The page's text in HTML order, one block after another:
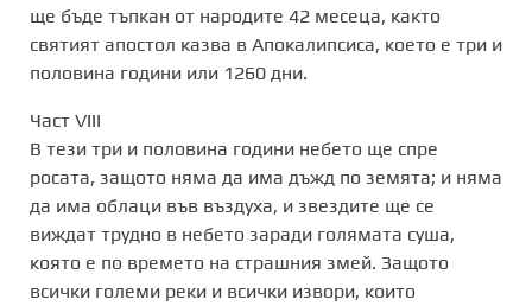
ще бъде тъпкан от народите 42 месеца, както
святият апостол казва в Апокалипсиса, което е три и
половина години или 1260 дни.
Част VIII
В тези три и половина години небето ще спре
росата, защото няма да има дъжд по земята; и няма
да има облаци във въздуха, и звездите ще се
виждат трудно в небето заради голямата суша,
която е по времето на страшния змей. Защото
всички големи реки и всички извори, които